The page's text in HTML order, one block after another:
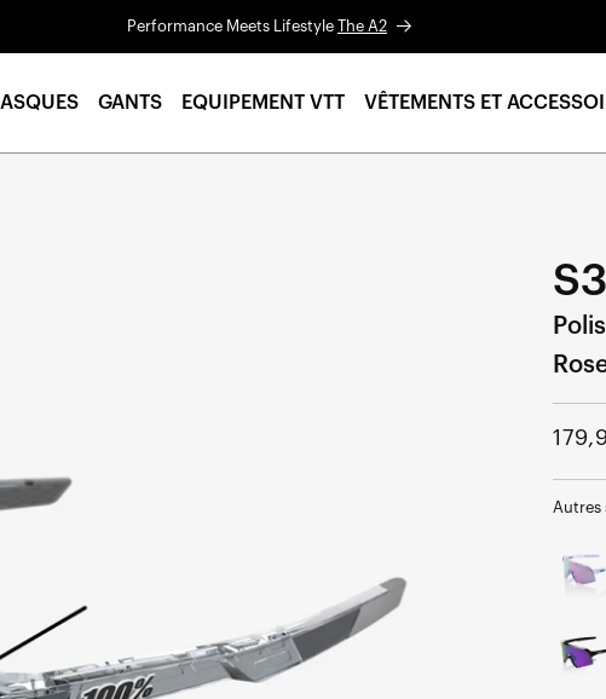
Performance Meets Lifestyle The A2
GANTS EQUIPEMENT VTT VÊTEMENTS ET
Prix
Autres